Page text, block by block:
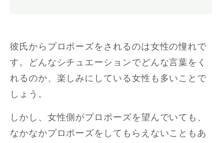
彼氏からプロポーズをされるのは女性の憧れで
す。どんなシチュエーションでどんな言葉をく
れるのか、楽しみにしている女性も多いことで
しょう。
しかし、女性側がプロポーズを望んでいても、
なかなかプロポーズをしてもらえないこともあ